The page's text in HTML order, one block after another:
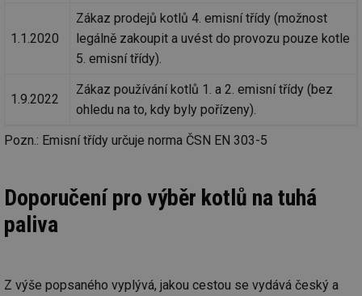
1.1.2020
Zákaz prodejů kotlů 4. emisní třídy (možnost
legálně zakoupit a uvést do provozu pouze kotle
5. emisní třídy).
1.9.2022
Zákaz používání kotlů 1. a 2. emisní třídy (bez
ohledu na to, kdy byly pořízeny).
Pozn.: Emisní třídy určuje norma ČSN EN 303-5
Doporučení pro výběr kotlů na tuhá
paliva
Z výše popsaného vyplývá, jakou cestou se vydává český a